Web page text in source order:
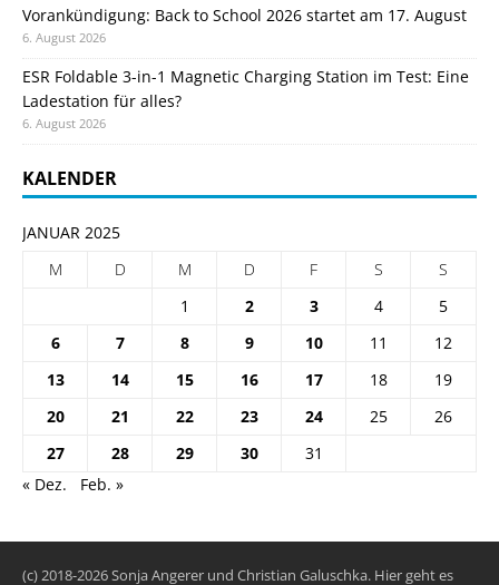
Vorankündigung: Back to School 2026 startet am 17. August
6. August 2026
ESR Foldable 3-in-1 Magnetic Charging Station im Test: Eine
Ladestation für alles?
6. August 2026
KALENDER
JANUAR 2025
M
D M D F S
S
1
2 3 4
5
6
7 8 9 10 11
12
13
14 15 16 17 18
19
20
21 22 23 24 25
26
27
28 29 30
31
« Dez.
Feb. »
(c) 2018-2026 Sonja Angerer und Christian Galuschka. Hier geht es